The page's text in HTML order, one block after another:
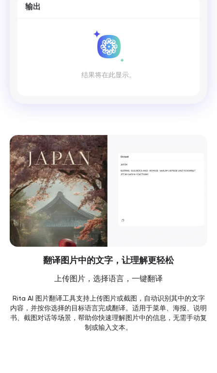
输出
结果将在此显示。
翻译图片中的文字，让理解更轻松
上传图片，选择语言，一键翻译
Rita AI 图片翻译工具支持上传图片或截图，自动识别其中的文字
内容，并按你选择的目标语言完成翻译。适用于菜单、海报、说明
书、截图对话等场景，帮助你快速理解图片中的信息，无需手动复
制或输入文本。